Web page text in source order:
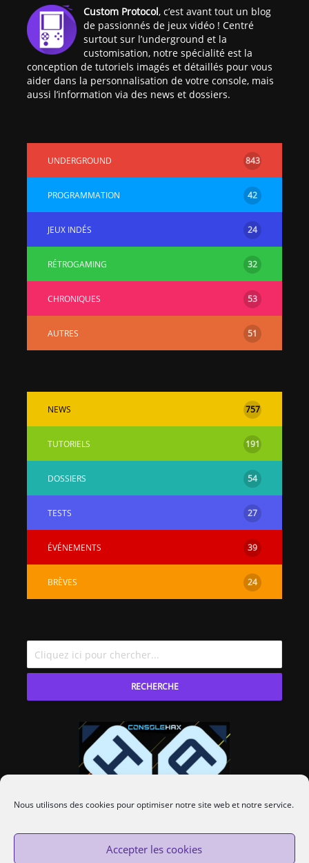
Nous utilisons des cookies pour optimiser notre site web et notre service.
Accepter les cookies
Custom Protocol, c’est avant tout un blog
de passionnés de jeux vidéo ! Centré
surtout sur l’underground et la
customisation, notre spécialité est la
conception de tutoriels imagés et détaillés pour vous
aider dans la personnalisation de votre console, mais
aussi l’information via des news et dossiers.
UNDERGROUND 843
PROGRAMMATION 42
JEUX INDÉS 24
RÉTROGAMING 32
CHRONIQUES 53
AUTRES 51
NEWS 757
TUTORIELS 191
DOSSIERS 54
TESTS 27
ÉVÉNEMENTS 39
BRÈVES 24
RECHERCHE